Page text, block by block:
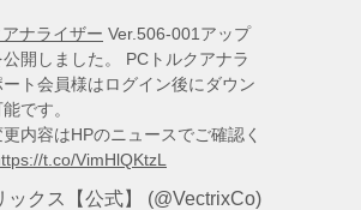
ナライザー Ver.506-001アップ
開しました。 PCトルクアナラ
ト会員様はログイン後にダウン
です。
内容はHPのニュースでご確認く
t.co/VimHlQKtzL
クス【公式】 (@VectrixCo)